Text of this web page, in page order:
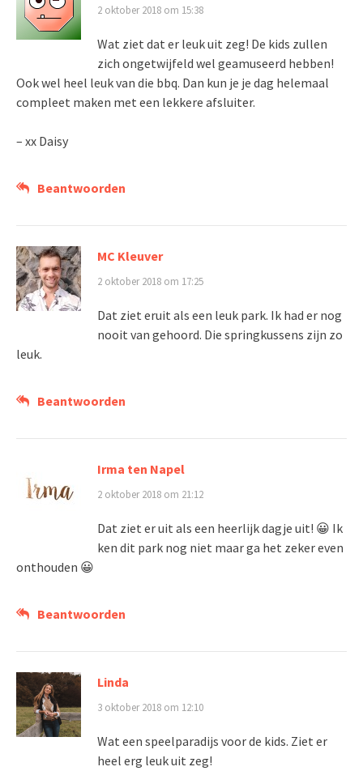
2 oktober 2018 om 15:38
Wat ziet dat er leuk uit zeg! De kids zullen
zich ongetwijfeld wel geamuseerd hebben!
Ook wel heel leuk van die bbq. Dan kun je je dag helemaal
compleet maken met een lekkere afsluiter.
– xx Daisy
Beantwoorden
MC Kleuver
2 oktober 2018 om 17:25
Dat ziet eruit als een leuk park. Ik had er nog
nooit van gehoord. Die springkussens zijn zo
leuk.
Beantwoorden
Irma ten Napel
2 oktober 2018 om 21:12
Dat ziet er uit als een heerlijk dagje uit! 😀 Ik
ken dit park nog niet maar ga het zeker even
onthouden 😀
Beantwoorden
Linda
3 oktober 2018 om 12:10
Wat een speelparadijs voor de kids. Ziet er
heel erg leuk uit zeg!